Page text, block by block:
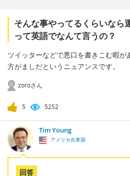
そんな事やってるくらいなら
って英語でなんて言うの？
ツイッターなどで悪口を書きこむ暇が
方がましだというニュアンスです。
zoroさん
5 5252
Tim Young
アメリカ合衆国
回答